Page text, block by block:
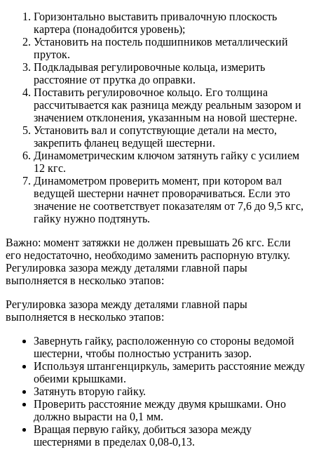
Горизонтально выставить привалочную плоскость
картера (понадобится уровень);
Установить на постель подшипников металлический
пруток.
Подкладывая регулировочные кольца, измерить
расстояние от прутка до оправки.
Поставить регулировочное кольцо. Его толщина
рассчитывается как разница между реальным зазором и
значением отклонения, указанным на новой шестерне.
Установить вал и сопутствующие детали на место,
закрепить фланец ведущей шестерни.
Динамометрическим ключом затянуть гайку с усилием
12 кгс.
Динамометром проверить момент, при котором вал
ведущей шестерни начнет проворачиваться. Если это
значение не соответствует показателям от 7,6 до 9,5 кгс,
гайку нужно подтянуть.
Важно: момент затяжки не должен превышать 26 кгс. Если
его недостаточно, необходимо заменить распорную втулку.
Регулировка зазора между деталями главной пары
выполняется в несколько этапов:
Регулировка зазора между деталями главной пары
выполняется в несколько этапов:
Завернуть гайку, расположенную со стороны ведомой
шестерни, чтобы полностью устранить зазор.
Используя штангенциркуль, замерить расстояние между
обеими крышками.
Затянуть вторую гайку.
Проверить расстояние между двумя крышками. Оно
должно вырасти на 0,1 мм.
Вращая первую гайку, добиться зазора между
шестернями в пределах 0,08-0,13.